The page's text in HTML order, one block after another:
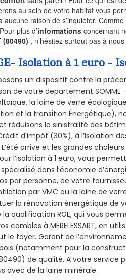
au sein de votre habitat vous
aucune raison de s’inquiéter.
plus d’informations concernant
(80490) , n’hésitez surtout pas à
Isolation à 1 euro -
un dispositif contre la
de votre departement SOMME
la laine de verre
et la transition Énergétique),
réduisons la sinistralité des
d'impôt (30%), à l’isolation
arrive et les grandes
pour l’isolation à 1 euro, vous
dans l’économie
par personne, de votre
par VMC ou la laine de
la rénovation énergétique de
qualification RGE, qui vous
combles à MERELESSART, en
le foyer. Garant de
(notamment pour la
(80490) de qualité. A votre
avec de la laine minérale.